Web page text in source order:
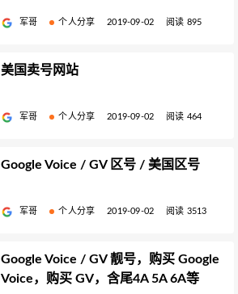
军哥 个人分享 2019-09-02 阅读 895
美国卖号网站
军哥 个人分享 2019-09-02 阅读 464
Google Voice / GV 区号 / 美国区号
军哥 个人分享 2019-09-02 阅读 3513
Google Voice / GV 靓号，购买 Google
Voice，购买 GV，含尾4A 5A 6A等